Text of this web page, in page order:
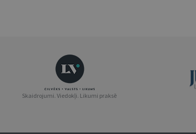
Skaidrojumi. Viedokļi. Likumi praksē